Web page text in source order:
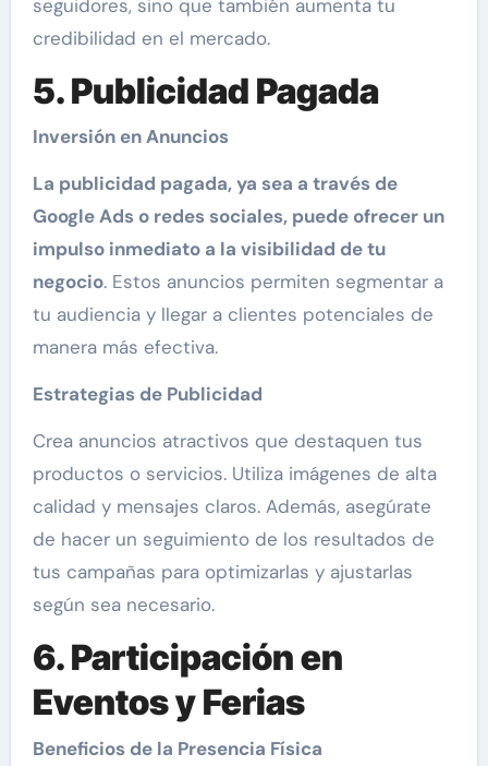
seguidores, sino que también aumenta tu
credibilidad en el mercado.
5. Publicidad Pagada
Inversión en Anuncios
La publicidad pagada, ya sea a través de
Google Ads o redes sociales, puede ofrecer un
impulso inmediato a la visibilidad de tu
negocio. Estos anuncios permiten segmentar a
tu audiencia y llegar a clientes potenciales de
manera más efectiva.
Estrategias de Publicidad
Crea anuncios atractivos que destaquen tus
productos o servicios. Utiliza imágenes de alta
calidad y mensajes claros. Además, asegúrate
de hacer un seguimiento de los resultados de
tus campañas para optimizarlas y ajustarlas
según sea necesario.
6. Participación en
Eventos y Ferias
Beneficios de la Presencia Física